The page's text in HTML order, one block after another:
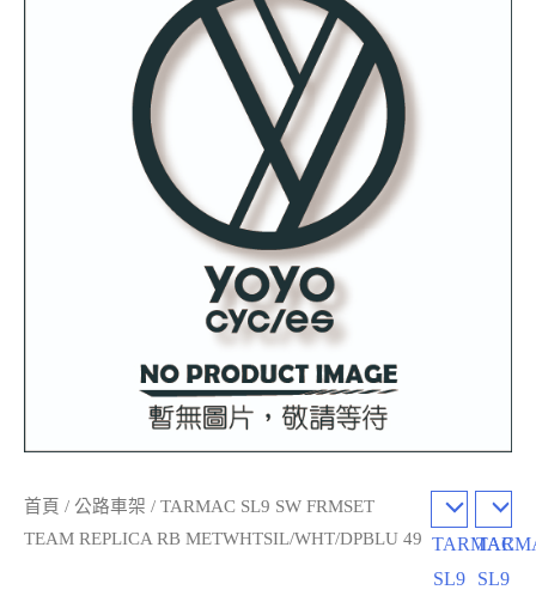
TARMAC
SL9
SL9
首頁 / 公路車架 / TARMAC SL9 SW FRMSET
TEAM REPLICA RB METWHTSIL/WHT/DPBLU 49